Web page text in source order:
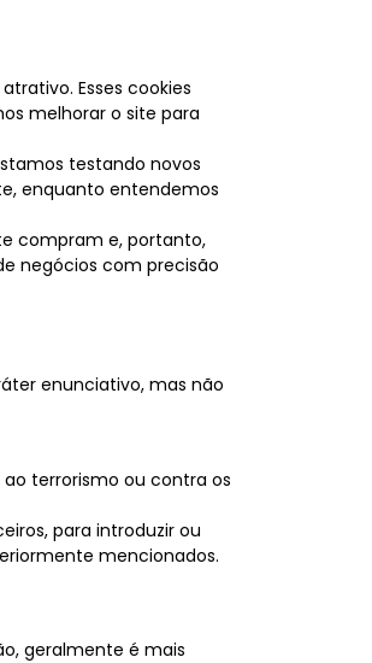
Esses cookies
melhorar o site para
testando novos
enquanto entendemos
compram e, portanto,
negócios com precisão
enunciativo, mas não
terrorismo ou contra os
para introduzir ou
mencionados.
geralmente é mais